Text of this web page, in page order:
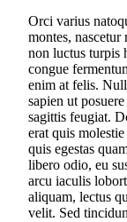
Orci varius
montes,
non luctus turpis
congue
enim at felis.
sapien ut
sagittis feugiat.
erat quis
quis egestas
libero odio, eu
arcu iaculis
aliquam, lectus
velit. Sed